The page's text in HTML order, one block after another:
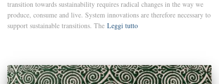
transition towards sustainability requires radical changes in the way we
produce, consume and live. System innovations are therefore necessary to
support sustainable transitions. The Leggi tutto